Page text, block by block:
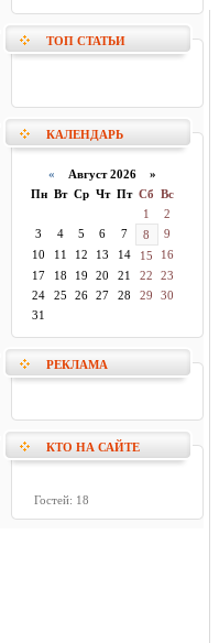
ТОП СТАТЬИ
КАЛЕНДАРЬ
« Август 2026 »
Пн Вт Ср Чт Пт Сб Вс
1
2
3
4 5 6 7 8
9
10
11 12 13 14 15
16
17
18 19 20 21 22
23
24
25 26 27 28 29
30
31
РЕКЛАМА
КТО НА САЙТЕ
Гостей: 18